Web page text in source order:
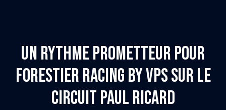
Un rythme prometteur pour
Forestier Racing by VPS sur le
circuit Paul Ricard